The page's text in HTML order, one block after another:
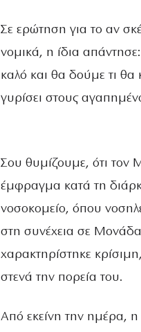
Σε ερώτηση για το αν
νομικά, η ίδια
καλό και θα δούμε τι θα
γυρίσει στους
Σου θυμίζουμε, ότι τον
έμφραγμα κατά τη
νοσοκομείο, όπου
στη συνέχεια σε
χαρακτηρίστηκε
στενά την πορεία του.
Από εκείνη την ημέρα, η